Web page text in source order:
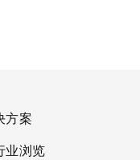
方案
业浏览